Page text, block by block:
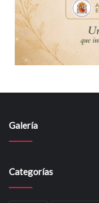
Galería
Categorías